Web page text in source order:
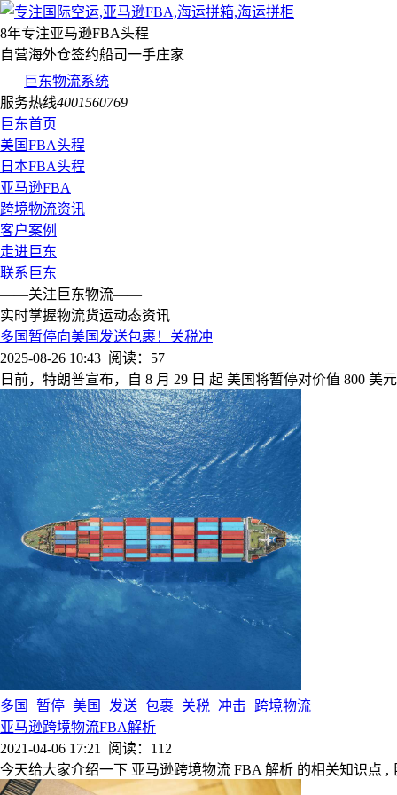
8年专注亚马逊FBA头程
自营海外仓签约船司一手庄家
巨东物流系统
服务热线4001560769
巨东首页
美国FBA头程
日本FBA头程
亚马逊FBA
跨境物流资讯
客户案例
走进巨东
联系巨东
——关注巨东物流——
实时掌握物流货运动态资讯
多国暂停向美国发送包裹！关税冲
2025-08-26 10:43 阅读：57
日前，特朗普宣布，自 8 月 29 日 起 美国将暂停对价值 800 美
多国 暂停 美国 发送 包裹 关税 冲击
跨境物流
亚马逊跨境物流FBA解析
2021-04-06 17:21
阅读：112
今天给大家介绍一下 亚马逊跨境物流 FBA 解析 的相关知识点 ,